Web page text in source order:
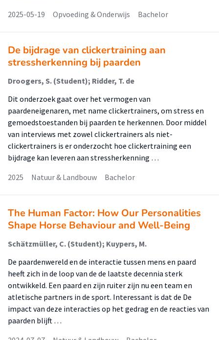
2025-05-19
Opvoeding & Onderwijs Bachelor
De bijdrage van clickertraining aan
stressherkenning bij paarden
Droogers, S. (Student); Ridder, T. de
Dit onderzoek gaat over het vermogen van
paardeneigenaren, met name clickertrainers, om stress en
gemoedstoestanden bij paarden te herkennen. Door middel
van interviews met zowel clickertrainers als niet-
clickertrainers is er onderzocht hoe clickertraining een
bijdrage kan leveren aan stressherkenning …
2025
Natuur & Landbouw Bachelor
The Human Factor: How Our Personalities
Shape Horse Behaviour and Well-Being
Schätzmüller, C. (Student); Kuypers, M.
De paardenwereld en de interactie tussen mens en paard
heeft zich in de loop van de de laatste decennia sterk
ontwikkeld. Een paard en zijn ruiter zijn nu een team en
atletische partners in de sport. Interessant is dat de De
impact van deze interacties op het gedrag en de reacties van
paarden blijft …